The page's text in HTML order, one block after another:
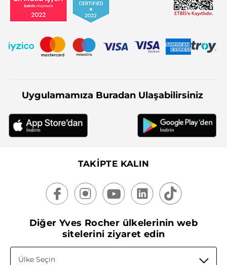
Uygulamamıza Buradan Ulaşabilirsiniz
TAKİPTE KALIN
Diğer Yves Rocher ülkelerinin web
sitelerini ziyaret edin
Ülke Seçin